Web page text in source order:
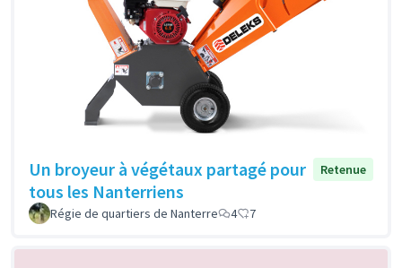
Un broyeur à végétaux partagé pour
tous les Nanterriens
Retenue
Régie de quartiers de Nanterre 4 7